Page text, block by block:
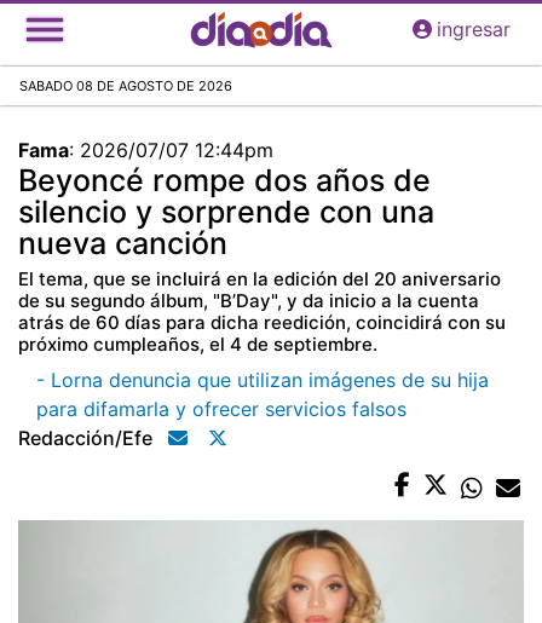
Pasar
al
principal
ingresar
SABADO 08 DE AGOSTO DE 2026
Fama: 2026/07/07 12:44pm
Beyoncé rompe dos años de
silencio y sorprende con una
nueva canción
El tema, que se incluirá en la edición del 20 aniversario
de su segundo álbum, "B’Day", y da inicio a la cuenta
atrás de 60 días para dicha reedición, coincidirá con su
próximo cumpleaños, el 4 de septiembre.
- Lorna denuncia que utilizan imágenes de su hija
para difamarla y ofrecer servicios falsos
Redacción/efe